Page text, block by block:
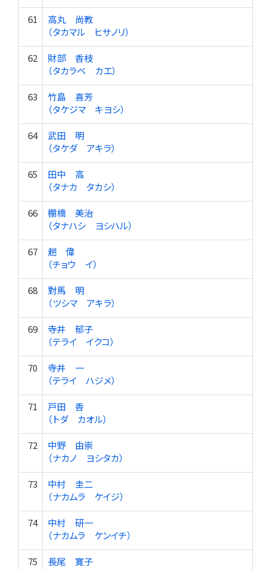
61
高丸 尚教
（タカマル ヒサノリ）
62
財部 香枝
（タカラベ カエ）
63
竹島 喜芳
（タケジマ キヨシ）
64
武田 明
（タケダ アキラ）
65
田中 高
（タナカ タカシ）
66
棚橋 美治
（タナハシ ヨシハル）
67
趙 偉
（チョウ イ）
68
對馬 明
（ツシマ アキラ）
69
寺井 郁子
（テライ イクコ）
70
寺井 一
（テライ ハジメ）
71
戸田 香
（トダ カオル）
72
中野 由崇
（ナカノ ヨシタカ）
73
中村 圭二
（ナカムラ ケイジ）
74
中村 研一
（ナカムラ ケンイチ）
75
長尾 寛子